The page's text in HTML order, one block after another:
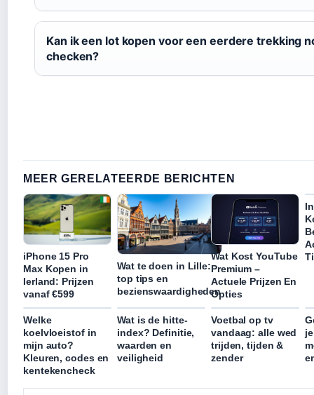
Kan ik een lot kopen voor een eerdere trekking
checken?
MEER GERELATEERDE BERICHTEN
iPhone 15 Pro
Max Kopen in
Ierland: Prijzen
vanaf €599
Wat te doen in Lille:
top tips en
bezienswaardigheden
Wat Kost YouTube
Premium –
Actuele Prijzen En
Opties
Welke
koelvloeistof in
mijn auto?
Kleuren, codes en
kentekencheck
Wat is de hitte-
index? Definitie,
waarden en
veiligheid
Voetbal op tv
vandaag: alle wed
trijden, tijden &
zender